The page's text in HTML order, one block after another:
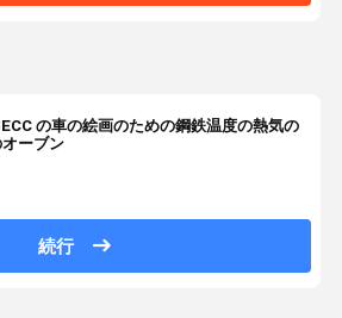
の車の絵画のための鋼鉄温度の熱気の
ーブン
続行